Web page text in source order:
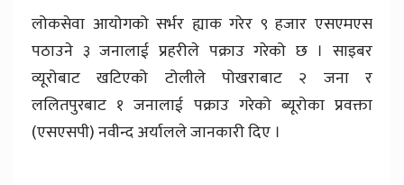
लोकसेवा आयोगको सर्भर ह्याक गरेर ९ हजार एसएमएस
पठाउने ३ जनालाई प्रहरीले पक्राउ गरेको छ । साइबर
व्यूरोबाट खटिएको टोलीले पोखराबाट २ जना र
ललितपुरबाट १ जनालाई पक्राउ गरेको ब्यूरोका प्रवक्ता
(एसएसपी) नवीन्द अर्यालले जानकारी दिए ।